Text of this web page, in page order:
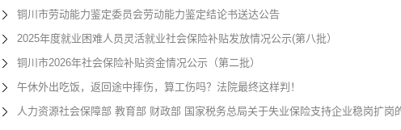
铜川市劳动能力鉴定委员会劳动能力鉴定结论书送达公告
2025年度就业困难人员灵活就业社会保险补贴发放情况公示(第八批）
铜川市2026年社会保险补贴资金情况公示（第二批）
午休外出吃饭，返回途中摔伤，算工伤吗？法院最终这样判！
人力资源社会保障部 教育部 财政部 国家税务总局关于失业保险支持企业稳岗扩岗